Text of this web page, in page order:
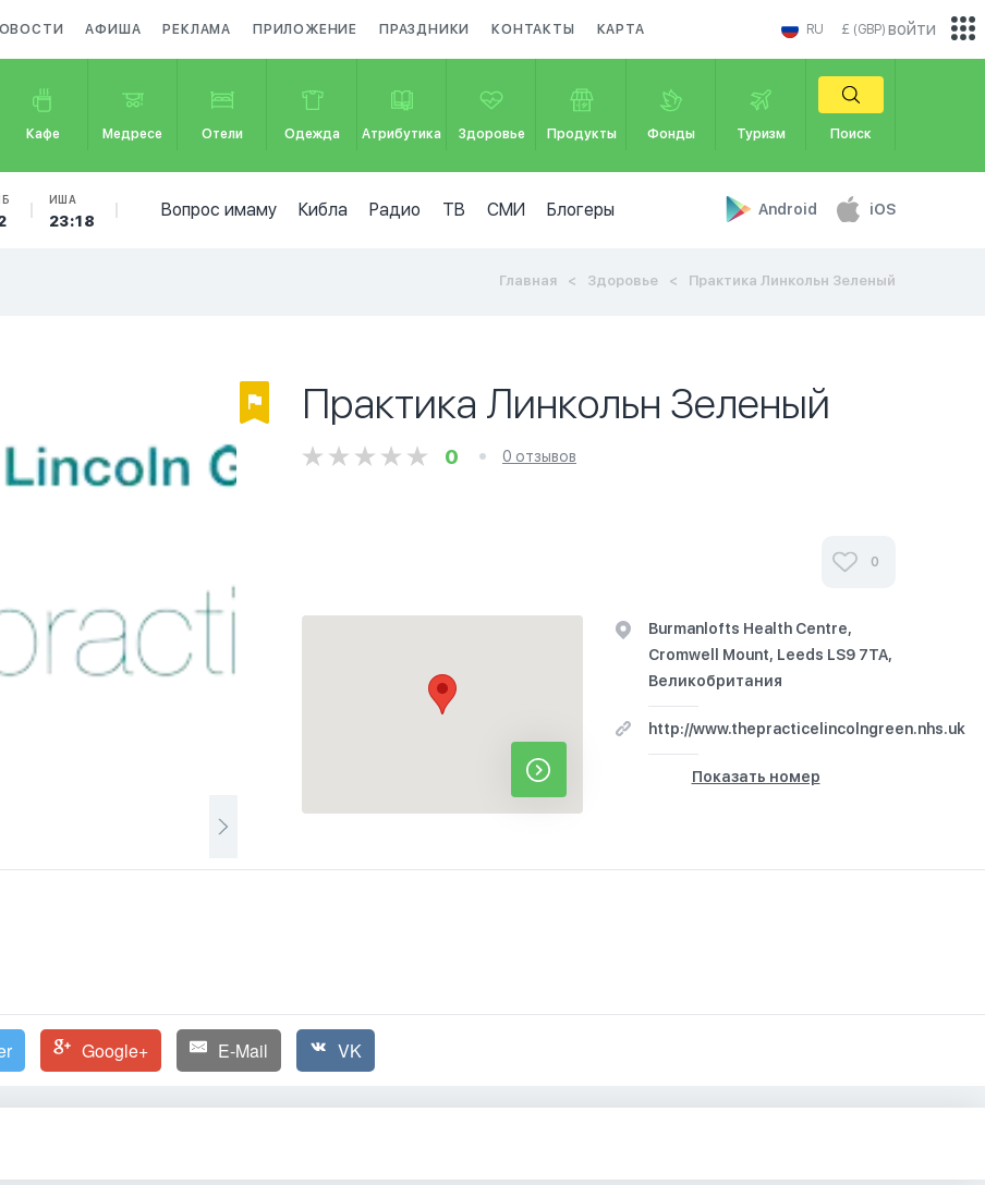
АФИША РЕКЛАМА ПРИЛОЖЕНИЕ ПРАЗДНИКИ КОНТАКТЫ КАРТА RU £ (GBP)
Кафе Медресе Отели Одежда Атрибутика Здоровье Продукты Фонды Туризм Поиск
ИША
23:18
Вопрос имаму Кибла Радио ТВ СМИ Блогеры Android iOS
войти
Главная Здоровье Практика Линкольн Зеленый
Практика Линкольн Зеленый
0 0 отзывов
0
Burmanlofts Health Centre,
Cromwell Mount, Leeds LS9 7TA,
Великобритания
http://www.thepracticelincolngreen.nhs.uk
Показать номер
Google+ E-Mail VK